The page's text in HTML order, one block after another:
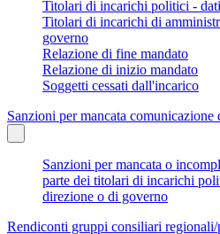
Titolari di incarichi politici -
Titolari di incarichi di
governo
Relazione di fine mandato
Relazione di inizio mandato
Soggetti cessati dall'incarico
Sanzioni per mancata comunicazione
Sanzioni per mancata o
parte dei titolari di incarichi
direzione o di governo
Rendiconti gruppi consiliari